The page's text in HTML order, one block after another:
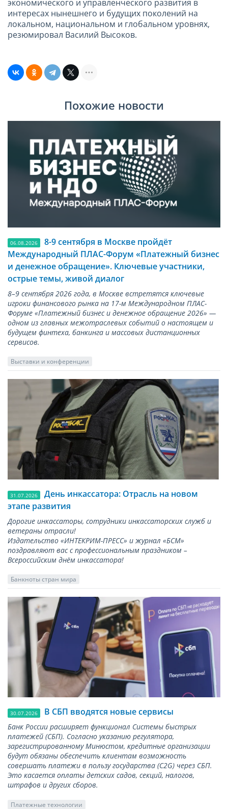
экономического и управленческого развития в
интересах нынешнего и будущих поколений на
локальном, национальном и глобальном уровнях,
резюмировал Василий Высоков.
Похожие новости
06.08.2026
8-9 сентября в Москве пройдёт
Международный ПЛАС-Форум «Платежный бизнес
и денежное обращение». Ключевые участники,
острые темы, живой диалог
8–9 сентября 2026 года, в Москве встретятся ключевые
игроки финансового рынка на 17-м Международном ПЛАС-
Форуме «Платежный бизнес и денежное обращение 2026» —
одном из главных межотраслевых событий о настоящем и
будущем финтеха, банкинга и массовых дистанционных
сервисов.
Выставки и конференции
31.07.2026
День инкассатора: Отрасль на новом
этапе развития
Дорогие инкассаторы, сотрудники инкассаторских служб и
ветераны отрасли!
Издательство «ИНТЕКРИМ-ПРЕСС» и журнал «БСМ»
поздравляют вас с профессиональным праздником –
Всероссийским днём инкассатора!
Банкноты стран мира
30.07.2026 В СБП вводятся новые сервисы
Банк России расширяет функционал Системы быстрых
платежей (СБП). Согласно указанию регулятора,
зарегистрированному Минюстом, кредитные организации
будут обязаны обеспечить клиентам возможность
совершать платежи в пользу государства (С2G) через СБП.
Это касается оплаты детских садов, секций, налогов,
штрафов и других сборов.
Платежные технологии